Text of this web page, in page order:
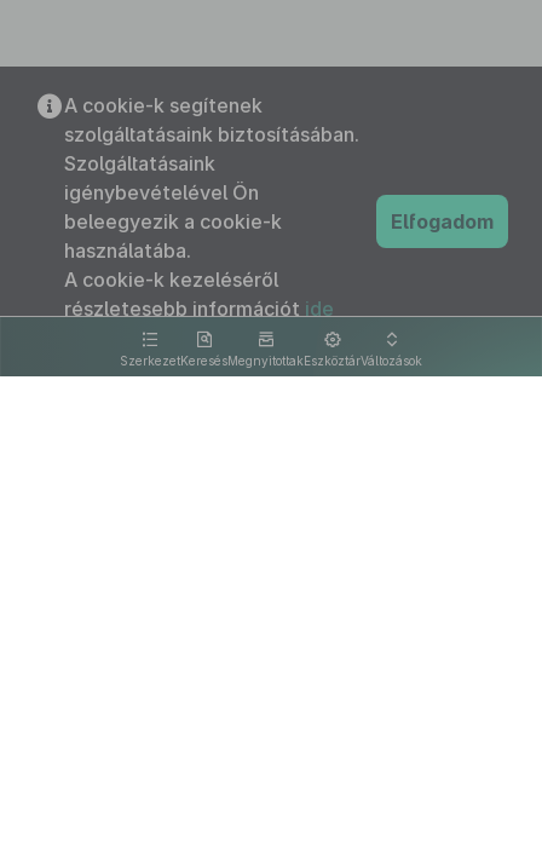
SzerkezetKeresésMegnyitottakEszköztárVáltozások
A cookie-k segítenek
szolgáltatásaink biztosításában.
Szolgáltatásaink
igénybevételével Ön
beleegyezik a cookie-k
használatába.
A cookie-k kezeléséről
részletesebb információt ide
kattintva olvashat.
Elfogadom